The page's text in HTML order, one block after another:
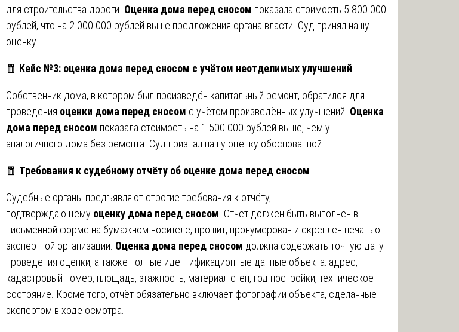
для строительства дороги. Оценка дома перед сносом показала стоимость 5 800 000
рублей, что на 2 000 000 рублей выше предложения органа власти. Суд принял нашу
оценку.
🧧 Кейс №3: оценка дома перед сносом с учётом неотделимых улучшений
Собственник дома, в котором был произведён капитальный ремонт, обратился для
проведения оценки дома перед сносом с учётом произведённых улучшений. Оценка
дома перед сносом показала стоимость на 1 500 000 рублей выше, чем у
аналогичного дома без ремонта. Суд признал нашу оценку обоснованной.
🧧 Требования к судебному отчёту об оценке дома перед сносом
Судебные органы предъявляют строгие требования к отчёту,
подтверждающему оценку дома перед сносом . Отчёт должен быть выполнен в
письменной форме на бумажном носителе, прошит, пронумерован и скреплён печатью
экспертной организации. Оценка дома перед сносом должна содержать точную дату
проведения оценки, а также полные идентификационные данные объекта: адрес,
кадастровый номер, площадь, этажность, материал стен, год постройки, техническое
состояние. Кроме того, отчёт обязательно включает фотографии объекта, сделанные
экспертом в ходе осмотра.